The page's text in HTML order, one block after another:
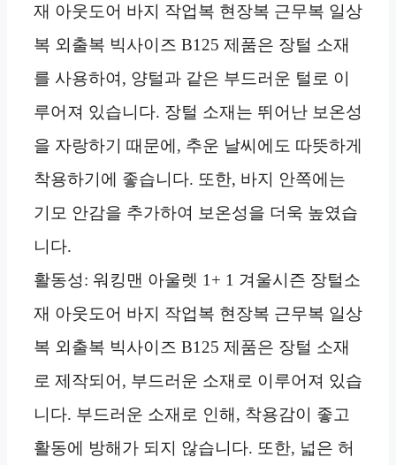
재 아웃도어 바지 작업복 현장복 근무복 일상
복 외출복 빅사이즈 B125 제품은 장털 소재
를 사용하여, 양털과 같은 부드러운 털로 이
루어져 있습니다. 장털 소재는 뛰어난 보온성
을 자랑하기 때문에, 추운 날씨에도 따뜻하게
착용하기에 좋습니다. 또한, 바지 안쪽에는
기모 안감을 추가하여 보온성을 더욱 높였습
니다.
활동성: 워킹맨 아울렛 1+ 1 겨울시즌 장털소
재 아웃도어 바지 작업복 현장복 근무복 일상
복 외출복 빅사이즈 B125 제품은 장털 소재
로 제작되어, 부드러운 소재로 이루어져 있습
니다. 부드러운 소재로 인해, 착용감이 좋고
활동에 방해가 되지 않습니다. 또한, 넓은 허